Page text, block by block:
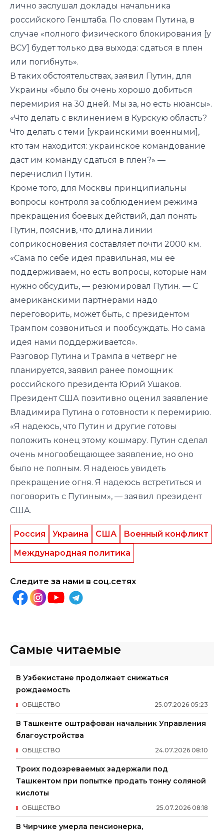
лично заслушал доклады начальника
российского Генштаба. По словам Путина, в
случае «полного физического блокирования [у
ВСУ] будет только два выхода: сдаться в плен
или погибнуть».
В таких обстоятельствах, заявил Путин, для
Украины «было бы очень хорошо добиться
перемирия на 30 дней. Мы за, но есть нюансы».
«Что делать с вклинением в Курскую область?
Что делать с теми [украинскими военными],
кто там находится: украинское командование
даст им команду сдаться в плен?» —
перечислил Путин.
Кроме того, для Москвы принципиальны
вопросы контроля за соблюдением режима
прекращения боевых действий, дал понять
Путин, пояснив, что длина линии
соприкосновения составляет почти 2000 км.
«Сама по себе идея правильная, мы ее
поддерживаем, но есть вопросы, которые нам
нужно обсудить, — резюмировал Путин. — С
американскими партнерами надо
переговорить, может быть, с президентом
Трампом созвониться и пообсуждать. Но сама
идея нами поддерживается».
Разговор Путина и Трампа в четверг не
планируется, заявил ранее помощник
российского президента Юрий Ушаков.
Президент США позитивно оценил заявление
Владимира Путина о готовности к перемирию.
«Я надеюсь, что Путин и другие готовы
положить конец этому кошмару. Путин сделал
очень многообещающее заявление, но оно
было не полным. Я надеюсь увидеть
прекращение огня. Я надеюсь встретиться и
поговорить с Путиным», — заявил президент
США.
Россия Украина США
Военный конфликт
Международная политика
Следите за нами в соц.сетях
Самые читаемые
В Узбекистане продолжает снижаться
рождаемость
25.07.2026 05:23
ОБЩЕСТВО
В Ташкенте оштрафован начальник Управления
благоустройства
24.07.2026 08:10
ОБЩЕСТВО
Троих подозреваемых задержали под
Ташкентом при попытке продать тонну соляной
кислоты
25.07.2026 08:18
ОБЩЕСТВО
В Чирчике умерла пенсионерка,